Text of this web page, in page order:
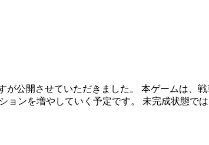
公開させていただきました。 本ゲームは、
ンを増やしていく予定です。 未完成状態で